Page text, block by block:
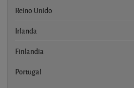
Reino Unido
Irlanda
Finlandia
Portugal